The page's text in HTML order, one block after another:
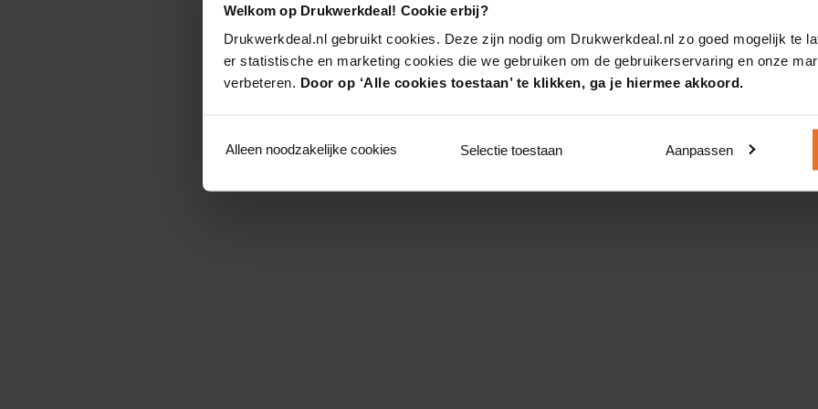
Welkom op Drukwerkdeal! Cookie erbij?
Drukwerkdeal.nl gebruikt cookies. Deze zijn nodig om Drukwerkdeal.nl zo goed mogelijk te
er statistische en marketing cookies die we gebruiken om de gebruikerservaring en onze
verbeteren. Door op ‘Alle cookies toestaan’ te klikken, ga je hiermee akkoord.
Alleen noodzakelijke cookies Selectie toestaan Aanpassen